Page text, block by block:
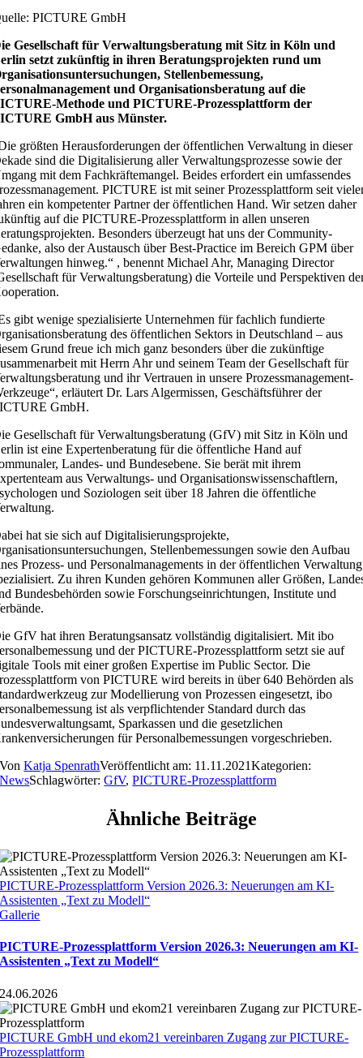
PICTURE GmbH
Gesellschaft für Verwaltungsberatung mit Sitz in Köln und
setzt zukünftig in ihren Beratungsprojekten rund um
Stellenbemessung,
und Organisationsberatung auf die
Methode und PICTURE-Prozessplattform der
GmbH aus Münster.
größten Herausforderungen der öffentlichen Verwaltung in dieser
sind die Digitalisierung aller Verwaltungsprozesse sowie der
mit dem Fachkräftemangel. Beides erfordert ein umfassendes
PICTURE ist mit seiner Prozessplattform seit
ein kompetenter Partner der öffentlichen Hand. Wir setzen daher
auf die PICTURE-Prozessplattform in allen unseren
Besonders überzeugt hat uns der Community-
also der Austausch über Best-Practice im Bereich GPM über
hinweg.“ , benennt Michael Ahr, Managing Director
für Verwaltungsberatung) die Vorteile und Perspektiven
gibt wenige spezialisierte Unternehmen für fachlich fundierte
des öffentlichen Sektors in Deutschland – aus
Grund freue ich mich ganz besonders über die zukünftige
mit Herrn Ahr und seinem Team der Gesellschaft für
und ihr Vertrauen in unsere Prozessmanagement-
erläutert Dr. Lars Algermissen, Geschäftsführer der
GmbH.
Gesellschaft für Verwaltungsberatung (GfV) mit Sitz in Köln und
ist eine Expertenberatung für die öffentliche Hand auf
Landes- und Bundesebene. Sie berät mit ihrem
aus Verwaltungs- und Organisationswissenschaftlern,
und Soziologen seit über 18 Jahren die öffentliche
hat sie sich auf Digitalisierungsprojekte,
Stellenbemessungen sowie den Aufbau
Prozess- und Personalmanagements in der öffentlichen Verwaltung
Zu ihren Kunden gehören Kommunen aller Größen,
Bundesbehörden sowie Forschungseinrichtungen, Institute und
GfV hat ihren Beratungsansatz vollständig digitalisiert. Mit ibo
und der PICTURE-Prozessplattform setzt sie auf
Tools mit einer großen Expertise im Public Sector. Die
von PICTURE wird bereits in über 640 Behörden als
zur Modellierung von Prozessen eingesetzt, ibo
ist als verpflichtender Standard durch das
Sparkassen und die gesetzlichen
für Personalbemessungen vorgeschrieben.
VonKatja SpenrathVeröffentlicht am: 11.11.2021Kategorien:
NewsSchlagwörter:GfV,PICTURE-Prozessplattform
Ähnliche Beiträge
PICTURE-Prozessplattform Version 2026.3: Neuerungen am KI-
Assistenten „Text zu Modell“
Gallerie
PICTURE-Prozessplattform Version 2026.3: Neuerungen am KI-
Assistenten „Text zu Modell“
24.06.2026
PICTURE GmbH und ekom21 vereinbaren Zugang zur PICTURE-
Prozessplattform